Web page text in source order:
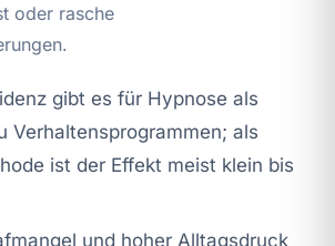
oder rasche
gibt es für Hypnose als
Verhaltensprogrammen; als
ist der Effekt meist klein bis
und hoher Alltagsdruck